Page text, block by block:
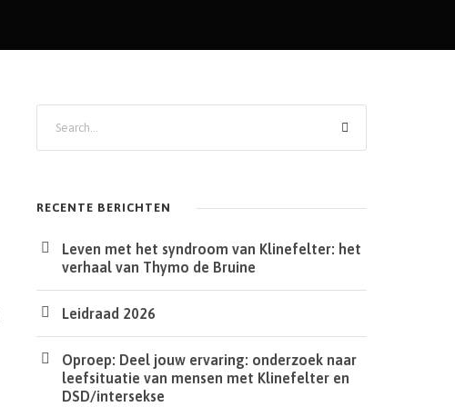
RECENTE BERICHTEN
Leven met het syndroom van Klinefelter: het
verhaal van Thymo de Bruine
Leidraad 2026
Oproep: Deel jouw ervaring: onderzoek naar
leefsituatie van mensen met Klinefelter en
DSD/intersekse